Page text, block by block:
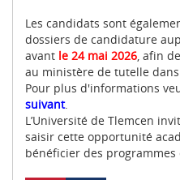
Les candidats sont
dossiers de candidature
avant le 24 mai 2026, afin
au ministère de tutelle
Pour plus d'informations
suivant.
L’Université de Tlemcen
saisir cette opportunité
bénéficier des